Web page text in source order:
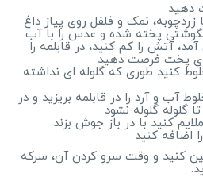
دهید
زردچوبه، نمک و فلفل روی پیاز داغ
پخته شده و عدس را با آب
آتش را کم کنید، در قابلمه را
پخت فرصت دهید
آب مخلوط کنید طوری که گلوله ای نداشته
آب و آرد را در قابلمه بریزید و در
گلوله گلوله نشود
کنید با در باز جوش بزند
کنید و وقت سرو کردن آن، سرکه